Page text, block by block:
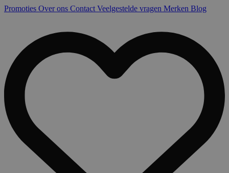
Promoties Over ons Contact Veelgestelde vragen Merken Blog